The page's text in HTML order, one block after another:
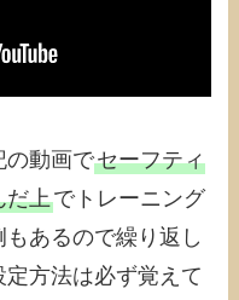
の動画でセーフティ
だ上でトレーニング
あるので繰り返し
方法は必ず覚えて